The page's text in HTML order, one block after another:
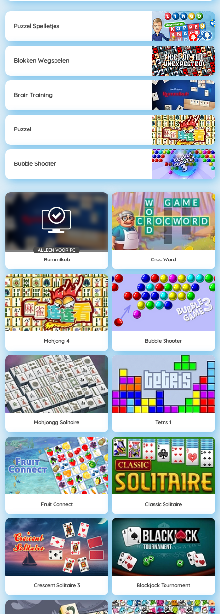
Puzzel Spelletjes
Blokken Wegspelen
Brain Training
Puzzel
Bubble Shooter
ALLEEN VOOR PC
Rummikub Croc Word
Mahjong 4 Bubble Shooter
Mahjongg Solitaire Tetris 1
Fruit Connect Classic Solitaire
Crescent Solitaire 3 Blackjack Tournament